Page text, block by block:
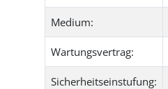
Medium:
Wartungsvertrag:
Sicherheitseinstufung: